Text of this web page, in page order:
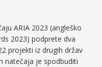
ARIA 2023 (angleško
2023) podprete dva
projekti iz drugih držav
natečaja je spodbuditi